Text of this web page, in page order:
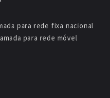
para rede fixa nacional
para rede móvel